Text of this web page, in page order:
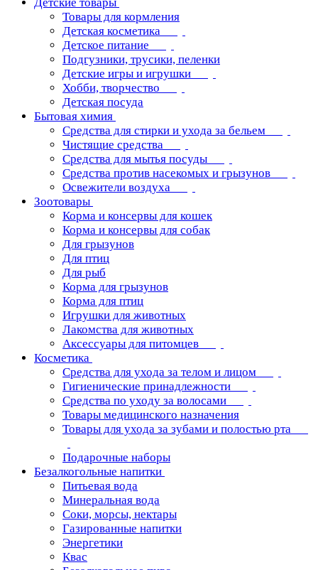
Товары для кормления
Детская косметика
Детское питание
Подгузники, трусики, пеленки
Детские игры и игрушки
Хобби, творчество
Детская посуда
Бытовая химия
Средства для стирки и ухода за бельем
Чистящие средства
Средства для мытья посуды
Средства против насекомых и грызунов
Освежители воздуха
Зоотовары
Корма и консервы для кошек
Корма и консервы для собак
Для грызунов
Для птиц
Для рыб
Корма для грызунов
Корма для птиц
Игрушки для животных
Лакомства для животных
Аксессуары для питомцев
Косметика
Средства для ухода за телом и лицом
Гигиенические принадлежности
Средства по уходу за волосами
Товары медицинского назначения
Товары для ухода за зубами и полостью рта
Подарочные наборы
Безалкогольные напитки
Питьевая вода
Минеральная вода
Соки, морсы, нектары
Газированные напитки
Энергетики
Квас